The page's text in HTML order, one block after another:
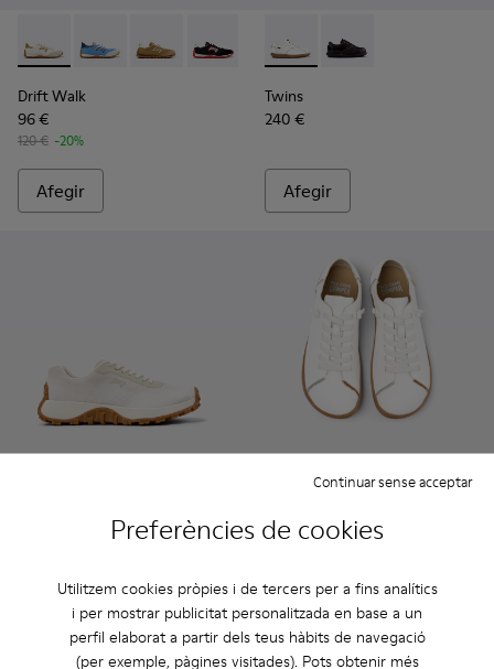
Preferències de cookies
Utilitzem cookies pròpies i de tercers per a fins analítics
i per mostrar publicitat personalitzada en base a un
perfil elaborat a partir dels teus hàbits de navegació
(per exemple, pàgines visitades). Pots obtenir més
Continuar sense acceptar
Drift Walk - K201886-001 - Sneakers multicolors de teixit i
Drift Walk - K201886-008
Drift Walk - K201886-006 - Sneakers
Drift Walk - K201886-003
Drift Walk
96 €
120 € -20%
Afegir
Twins - 27651-135 -
Twins - 27651-136
Twins
240 €
Afegir
Drift Trail - K201872-001 - Sneakers beix de materials
Drift Trail - K201872-006
Drift Trail - K201872-004
Drift Trail - K201872-003
-30%
Afegir
Twins - K201928-003 -
Twins - K201928-002
240 €
Afegir